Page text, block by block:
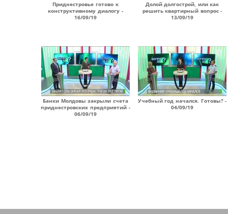
Приднестровье готово к
конструктивному диалогу -
16/09/19
Долой долгострой, или как
решить квартирный вопрос -
13/09/19
Банки Молдовы закрыли счета
приднестровских предприятий -
06/09/19
Учебный год начался. Готовы? -
04/09/19